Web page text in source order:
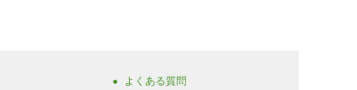
よくある質問